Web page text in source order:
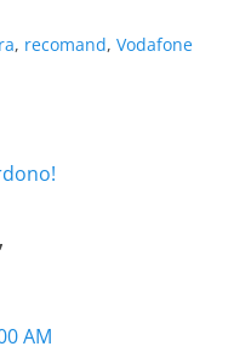
, recomand, Vodafone
AM